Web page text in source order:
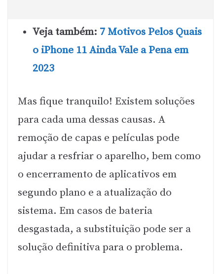
Veja também: 7 Motivos Pelos Quais
o iPhone 11 Ainda Vale a Pena em
2023
Mas fique tranquilo! Existem soluções
para cada uma dessas causas. A
remoção de capas e películas pode
ajudar a resfriar o aparelho, bem como
o encerramento de aplicativos em
segundo plano e a atualização do
sistema. Em casos de bateria
desgastada, a substituição pode ser a
solução definitiva para o problema.